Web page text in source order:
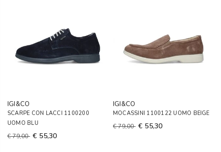
IGI&CO
SCARPE CON LACCI 1100200
UOMO BLU
€ 79,00 € 55,30
IGI&CO
MOCASSINI 1100122 UOMO BEIGE
€ 79,00 € 55,30